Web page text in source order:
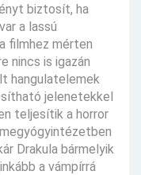
biztosít, ha
a lassú
filmhez mérten
nincs is igazán
hangulatelemek
jelenetekkel
teljesítik a horror
Drakula bármelyik
a vámpírrá